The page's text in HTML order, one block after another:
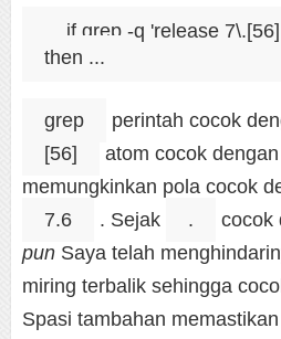
if grep -q 'release
grep
perintah cocok
[56]
atom cocok dengan
memungkinkan pola cocok
7.6
. Sejak . cocok
pun Saya telah
miring terbalik sehingga
Spasi tambahan